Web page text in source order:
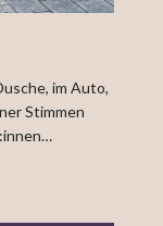
im Auto,
Stimmen